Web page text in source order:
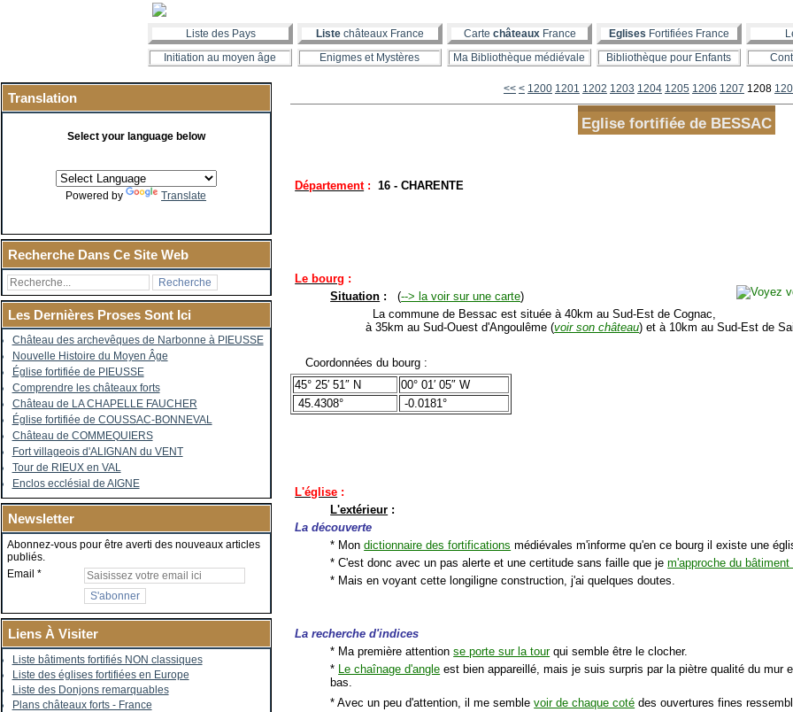
Liste des Pays Liste châteaux France Carte châteauxFrance Eglises Fortifiées France
Initiation au moyen âge
Enigmes et Mystères Ma Bibliothèque médiévale Bibliothèque pour Enfants
Translation
Select your language below
Powered by Translate
Recherche Dans Ce Site Web
Les Dernières Proses Sont Ici
Château des archevêques de Narbonne à PIEUSSE
Nouvelle Histoire du Moyen Âge
Église fortifiée de PIEUSSE
Comprendre les châteaux forts
Château de LA CHAPELLE FAUCHER
Église fortifiée de COUSSAC-BONNEVAL
Château de COMMEQUIERS
Fort villageois d'ALIGNAN du VENT
Tour de RIEUX en VAL
Enclos ecclésial de AIGNE
Newsletter
Abonnez-vous pour être averti des nouveaux articles
publiés.
Email
Liens À Visiter
Liste bâtiments fortifiés NON classiques
Liste des églises fortifiées en Europe
Liste des Donjons remarquables
Plans châteaux forts - France
<< < 1200 1201 1202 1203 1204 1205 1206 1207 1208
Eglise fortifiée de BESSAC
Département : 16 - CHARENTE
Le bourg :
Situation : (--> la voir sur une carte)
La commune de Bessac est située à 40km au Sud-Est de Cognac,
à 35km au Sud-Ouest d'Angoulême (voir son château) et à 10km au Sud-Est de
Coordonnées du bourg :
45° 25′ 51″ N
00° 01′ 05″ W
45.4308°
-0.0181°
L'église :
L'extérieur :
La découverte
* Mondictionnaire des fortifications médiévales m'informe qu'en ce bourg il existe une
* C'est donc avec un pas alerte et une certitude sans faille que jem'approche du bâtiment
* Mais en voyant cette longiligne construction, j'ai quelques doutes.
La recherche d'indices
* Ma première attentionse porte sur la tourqui semble être le clocher.
*
Le chaînage d'angle est bien appareillé, mais je suis surpris par la piètre qualité du mur
bas.
* Avec un peu d'attention, il me semblevoir de chaque coté des ouvertures fines